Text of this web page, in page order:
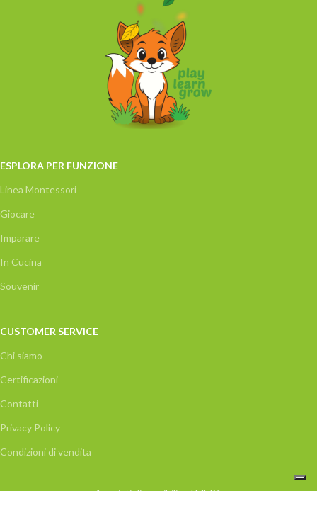
ESPLORA PER FUNZIONE
Linea Montessori
Giocare
Imparare
In Cucina
Souvenir
CUSTOMER SERVICE
Chi siamo
Certificazioni
Contatti
Privacy Policy
Condizioni di vendita
Acquisti disponibili nel MEPA